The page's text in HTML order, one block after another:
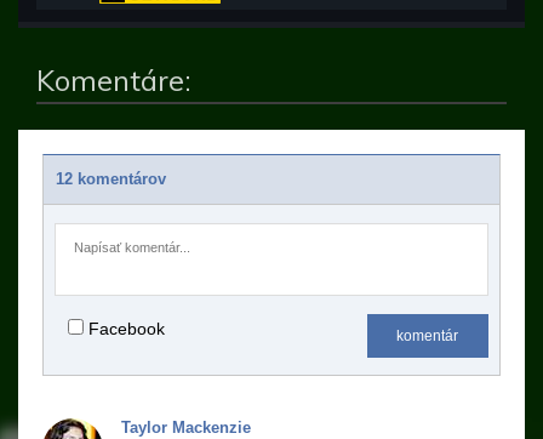
Komentáre:
12 komentárov
Facebook komentár
Taylor Mackenzie